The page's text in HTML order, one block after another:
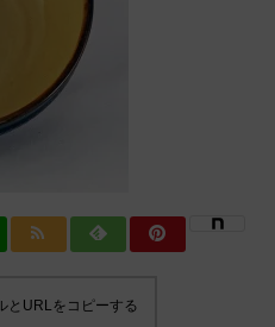
とURLをコピーする